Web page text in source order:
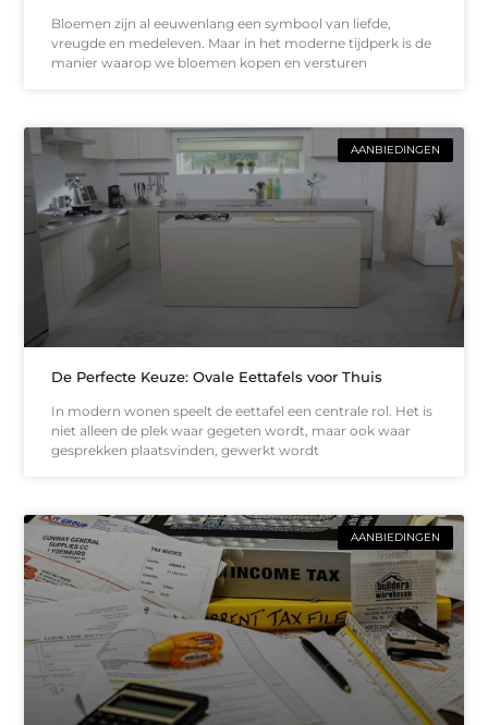
Bloemen zijn al eeuwenlang een symbool van liefde,
vreugde en medeleven. Maar in het moderne tijdperk is de
manier waarop we bloemen kopen en versturen
AANBIEDINGEN
De Perfecte Keuze: Ovale Eettafels voor Thuis
In modern wonen speelt de eettafel een centrale rol. Het is
niet alleen de plek waar gegeten wordt, maar ook waar
gesprekken plaatsvinden, gewerkt wordt
AANBIEDINGEN